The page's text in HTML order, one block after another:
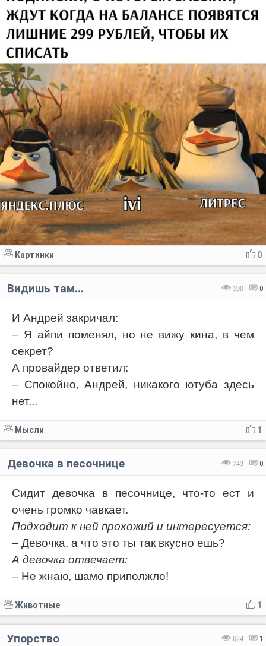
0
Картинки
190 0
Видишь там...
И Андрей закричал:
– Я айпи поменял, но не вижу кина, в чем
секрет?
А провайдер ответил:
– Спокойно, Андрей, никакого ютуба здесь
нет...
1
Мысли
743 0
Девочка в песочнице
Сидит девочка в песочнице, что-то ест и
очень громко чавкает.
Подходит к ней прохожий и интересуется:
– Девочка, а что это ты так вкусно ешь?
А девочка отвечает:
– Не жнаю, шамо приполжло!
1
Животные
624 1
Упорство